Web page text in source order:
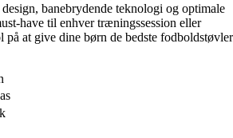
banebrydende teknologi og optimale
have til enhver træningssession eller
på at give dine børn de bedste fodboldstøvler